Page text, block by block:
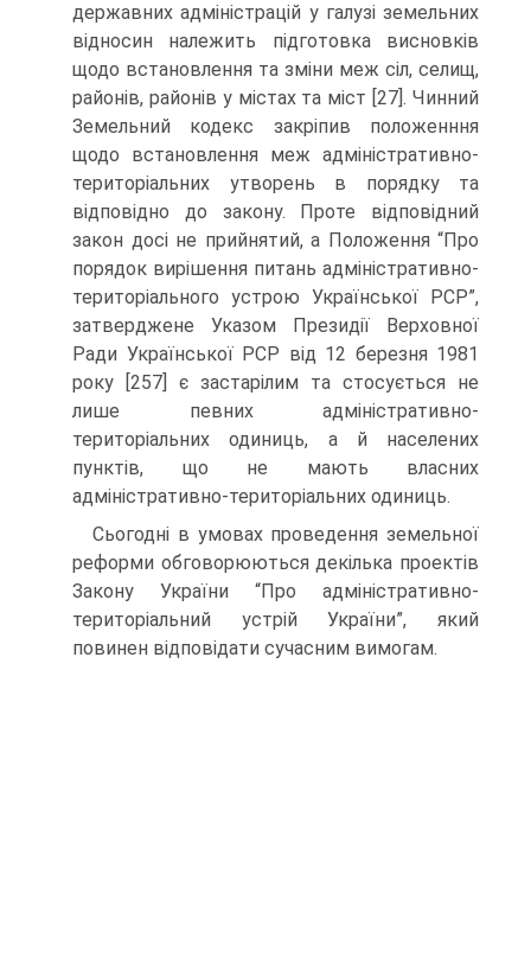
державних адміністрацій у галузі земельних
відносин належить підготовка висновків
щодо встановлення та зміни меж сіл, селищ,
районів, районів у містах та міст [27]. Чинний
Земельний кодекс закріпив положенння
щодо встановлення меж адміністративно-
територіальних утворень в порядку та
відповідно до закону. Проте відповідний
закон досі не прийнятий, а Положення “Про
порядок вирішення питань адміністративно-
територіального устрою Української РСР”,
затверджене Указом Президії Верховної
Ради Української РСР від 12 березня 1981
року [257] є застарілим та стосується не
лише певних адміністративно-
територіальних одиниць, а й населених
пунктів, що не мають власних
адміністративно-територіальних одиниць.
Сьогодні в умовах проведення земельної
реформи обговорюються декілька проектів
Закону України “Про адміністративно-
територіальний устрій України”, який
повинен відповідати сучасним вимогам.